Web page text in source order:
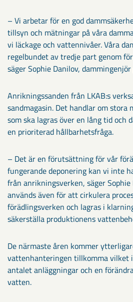
– Vi arbetar för en god
tillsyn och mätningar på våra
vi läckage och vattennivåer. Våra
regelbundet av tredje part genom
säger Sophie Danilov,
Anrikningssanden från LKAB:s
sandmagasin. Det handlar om stora
som ska lagras över en lång tid och
en prioriterad hållbarhetsfråga.
– Det är en förutsättning för vår
fungerande deponering kan vi inte
från anrikningsverken, säger
används även för att cirkulera
förädlingsverken och lagras i
säkerställa produktionens
De närmaste åren kommer
vattenhanteringen tillkomma vilket
antalet anläggningar och en
vatten.